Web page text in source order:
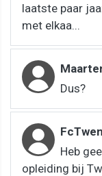
laatste paar
met elkaa...
Dus?
Heb
opleiding bij